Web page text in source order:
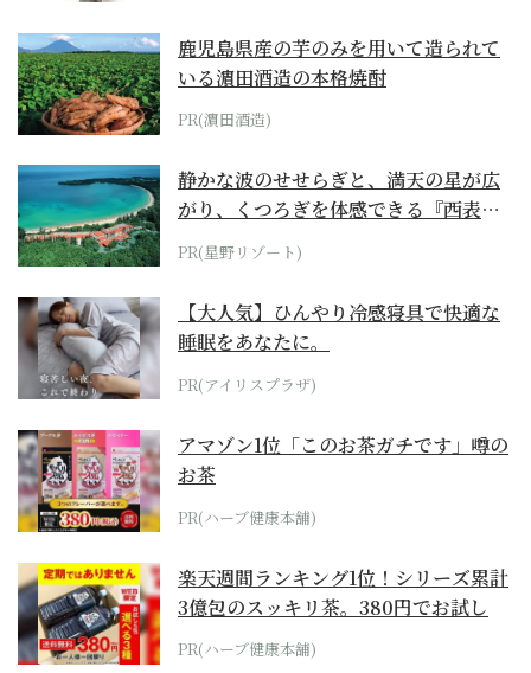
鹿児島県産の芋のみを用いて造られて
いる濵田酒造の本格焼酎
PR(濵田酒造)
静かな波のせせらぎと、満天の星が広
がり、くつろぎを体感できる『西表島
ホテル by...
PR(星野リゾート)
【大人気】ひんやり冷感寝具で快適な
睡眠をあなたに。
PR(アイリスプラザ)
アマゾン1位「このお茶ガチです」噂の
お茶
PR(ハーブ健康本舗)
楽天週間ランキング1位！シリーズ累計
3億包のスッキリ茶。380円でお試し
PR(ハーブ健康本舗)